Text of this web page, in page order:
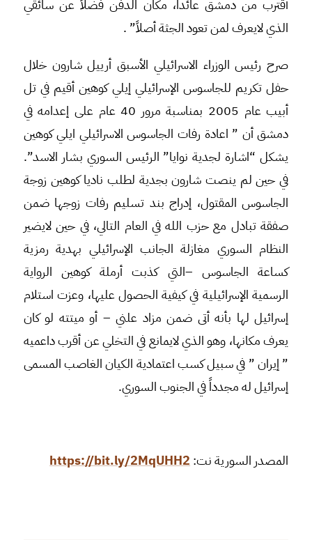
أقترب من دمشق عائداً، مكان الدفن فضلاً عن سائقي
الذي لايعرف لمن تعود الجثة أصلاً” .
صرح رئيس الوزراء الاسرائيلي الأسبق أرييل شارون خلال
حفل تكريم للجاسوس الإسرائيلي إيلي كوهين أقيم في تل
أبيب عام 2005 بمناسبة مرور 40 عام على إعدامه في
دمشق أن ” اعادة رفات الجاسوس الاسرائيلي ايلي كوهين
يشكل “اشارة لجدية نوايا” الرئيس السوري بشار الاسد”.
في حين لم ينصت شارون بجدية لطلب ناديا كوهين زوجة
الجاسوس المقتول، إدراج بند تسليم رفات زوجها ضمن
صفقة تبادل مع حزب الله في العام التالي، في حين لايضير
النظام السوري مغازلة الجانب الإسرائيلي بهدية رمزية
كساعة الجاسوس –التي كذبت أرملة كوهين الرواية
الرسمية الإسرائيلية في كيفية الحصول عليها، وعزت استلام
إسرائيل لها بأنه أتى ضمن مزاد علني – أو ميتته لو كان
يعرف مكانها، وهو الذي لايمانع في التخلي عن أقرب داعميه
” إيران ” في سبيل كسب اعتمادية الكيان الغاصب المسمى
إسرائيل له مجدداً في الجنوب السوري.
المصدر السورية نت: https://bit.ly/2MqUHH2